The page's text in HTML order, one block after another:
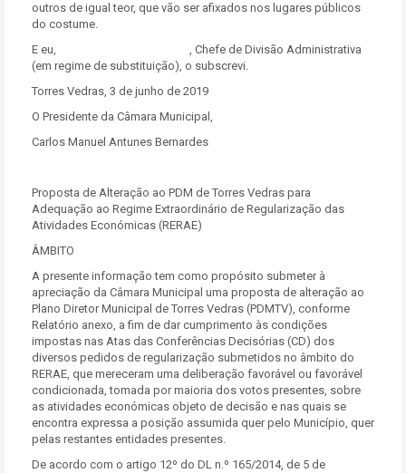
outros de igual teor, que vão ser afixados nos lugares públicos
do costume.
E eu, , Chefe de Divisão Administrativa
(em regime de substituição), o subscrevi.
Torres Vedras, 3 de junho de 2019
O Presidente da Câmara Municipal,
Carlos Manuel Antunes Bernardes
Proposta de Alteração ao PDM de Torres Vedras para
Adequação ao Regime Extraordinário de Regularização das
Atividades Económicas (RERAE)
ÂMBITO
A presente informação tem como propósito submeter à
apreciação da Câmara Municipal uma proposta de alteração ao
Plano Diretor Municipal de Torres Vedras (PDMTV), conforme
Relatório anexo, a fim de dar cumprimento às condições
impostas nas Atas das Conferências Decisórias (CD) dos
diversos pedidos de regularização submetidos no âmbito do
RERAE, que mereceram uma deliberação favorável ou favorável
condicionada, tomada por maioria dos votos presentes, sobre
as atividades económicas objeto de decisão e nas quais se
encontra expressa a posição assumida quer pelo Município, quer
pelas restantes entidades presentes.
De acordo com o artigo 12º do DL n.º 165/2014, de 5 de